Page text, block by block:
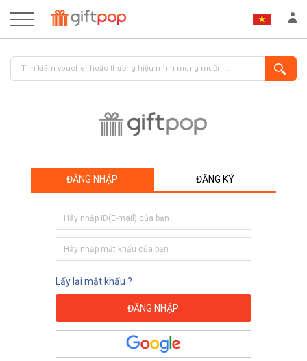
ĐĂNG NHẬP ĐĂNG KÝ
Lấy lại mật khẩu ?